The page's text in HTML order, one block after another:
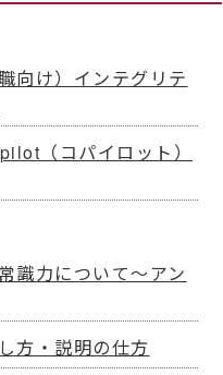
向け）インテグリテ
（コパイロット）
識力について～アン
方・説明の仕方